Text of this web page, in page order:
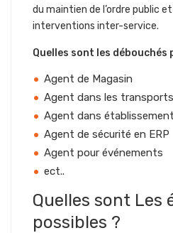
du maintien de l’ordre public
interventions inter-service.
Quelles sont les débouchés
Agent de Magasin
Agent dans les transports
Agent dans
Agent de sécurité en ERP
Agent pour événements
ect..
Quelles sont Les
possibles ?